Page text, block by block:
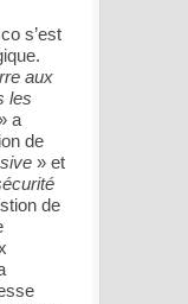
s’est
aux
les
a
de
» et
de